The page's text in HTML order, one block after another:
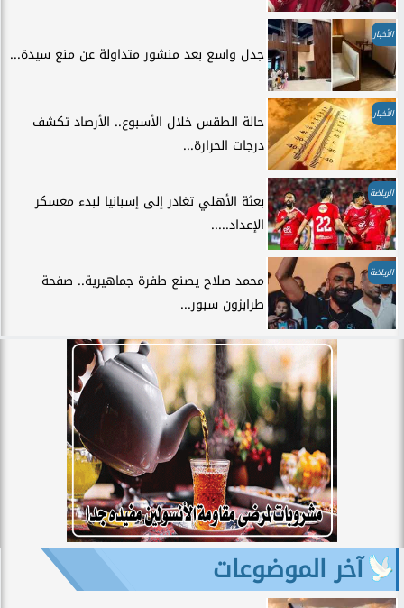
الأخبار
جدل واسع بعد منشور متداولة عن منع سيدة...
الأخبار
حالة الطقس خلال الأسبوع.. الأرصاد تكشف
درجات الحرارة...
الرياضة
بعثة الأهلي تغادر إلى إسبانيا لبدء معسكر
الإعداد.....
الرياضة
محمد صلاح يصنع طفرة جماهيرية.. صفحة
طرابزون سبور...
آخر الموضوعات